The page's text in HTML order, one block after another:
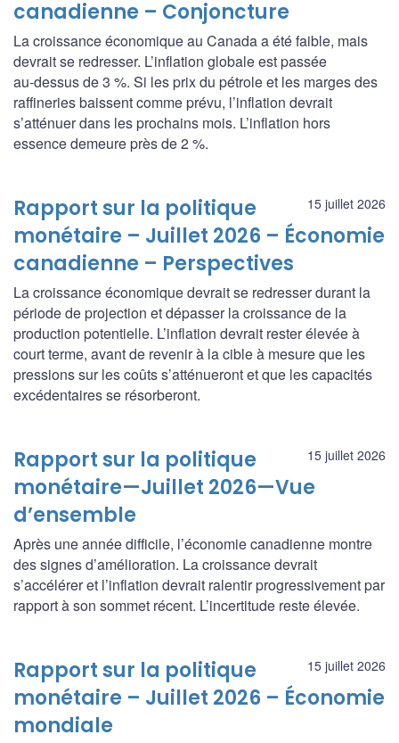
canadienne – Conjoncture
La croissance économique au Canada a été faible, mais
devrait se redresser. L’inflation globale est passée
au‑dessus de 3 %. Si les prix du pétrole et les marges des
raffineries baissent comme prévu, l’inflation devrait
s’atténuer dans les prochains mois. L’inflation hors
essence demeure près de 2 %.
15 juillet 2026
Rapport sur la politique
monétaire – Juillet 2026 – Économie
canadienne – Perspectives
La croissance économique devrait se redresser durant la
période de projection et dépasser la croissance de la
production potentielle. L’inflation devrait rester élevée à
court terme, avant de revenir à la cible à mesure que les
pressions sur les coûts s’atténueront et que les capacités
excédentaires se résorberont.
15 juillet 2026
Rapport sur la politique
monétaire—Juillet 2026—Vue
d’ensemble
Après une année difficile, l’économie canadienne montre
des signes d’amélioration. La croissance devrait
s’accélérer et l’inflation devrait ralentir progressivement par
rapport à son sommet récent. L’incertitude reste élevée.
15 juillet 2026
Rapport sur la politique
monétaire – Juillet 2026 – Économie
mondiale